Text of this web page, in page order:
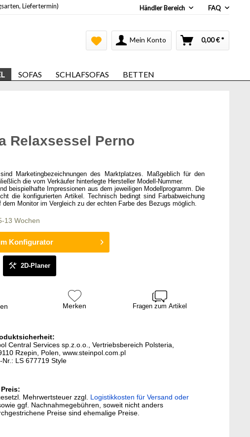
Liefertermin) Händler Bereich FAQ
Mein Konto 0,00 € *
SOFAS SCHLAFSOFAS BETTEN
Relaxsessel Perno
Marketingbezeichnungen des Marktplatzes. Maßgeblich für den
die vom Verkäufer hinterlegte Hersteller Modell-Nummer.
beispielhafte Impressionen aus dem jeweiligen Modellprogramm. Die
die konfigurierten Artikel. Technisch bedingt sind Farbabweichung
dem Monitor im Vergleich zu der echten Farbe des Bezugs möglich.
13 Wochen
Konfigurator
2D-Planer
Merken Fragen zum Artikel
Central Services sp.z.o.o., Vertriebsbereich Polsteria,
Rzepin, Polen, www.steinpol.com.pl
LS 677719 Style
Mehrwertsteuer zzgl. Logistikkosten für Versand oder
ggf. Nachnahmegebühren, soweit nicht anders
Preise sind ehemalige Preise.